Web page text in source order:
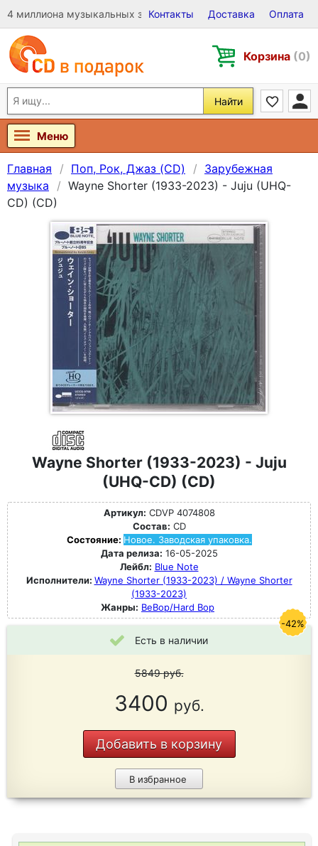
4 миллиона музыкальных записей на Виниле, CD и DVD
Контакты Доставка Оплата
Корзина (0)
Найти
Меню
Главная Поп, Рок, Джаз (CD)
Зарубежная
музыка
Wayne Shorter (1933-2023) - Juju (UHQ-
CD) (CD)
Wayne Shorter (1933-2023) - Juju
(UHQ-CD) (CD)
Артикул: CDVP 4074808
Состав: CD
Состояние: Новое. Заводская упаковка.
Дата релиза: 16-05-2025
Лейбл: Blue Note
Исполнители: Wayne Shorter (1933-2023) / Wayne Shorter
(1933-2023)
Жанры: BeBop/Hard Bop
Есть в наличии
5849руб.
3400 руб.
Добавить в корзину
В избранное
-42%